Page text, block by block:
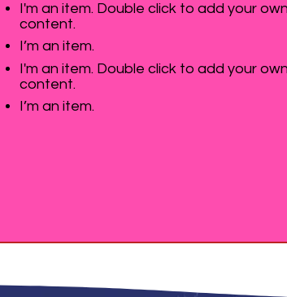
I'm an item. Double click to add your own
content.
I’m an item.
I'm an item. Double click to add your own
content.
I’m an item.